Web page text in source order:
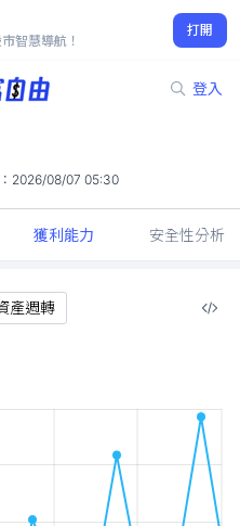
智慧導航！
打開
登入
2026/08/07 05:30
獲利能力 安全性分析
產週轉